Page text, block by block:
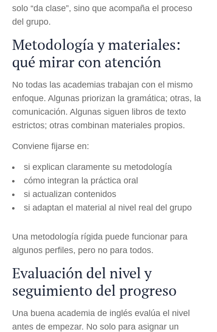
solo “da clase”, sino que acompaña el proceso
del grupo.
Metodología y materiales:
qué mirar con atención
No todas las academias trabajan con el mismo
enfoque. Algunas priorizan la gramática; otras, la
comunicación. Algunas siguen libros de texto
estrictos; otras combinan materiales propios.
Conviene fijarse en:
si explican claramente su metodología
cómo integran la práctica oral
si actualizan contenidos
si adaptan el material al nivel real del grupo
Una metodología rígida puede funcionar para
algunos perfiles, pero no para todos.
Evaluación del nivel y
seguimiento del progreso
Una buena academia de inglés evalúa el nivel
antes de empezar. No solo para asignar un